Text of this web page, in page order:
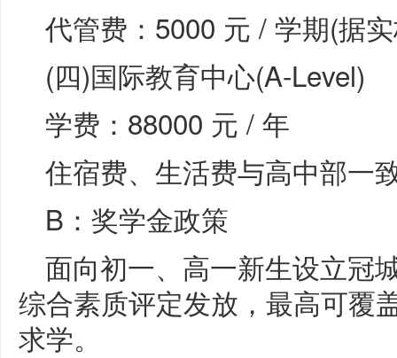
代管费：5000 元 / 学期(据
(四)国际教育中心(A-Level)
学费：88000 元 / 年
住宿费、生活费与高中部一
B：奖学金政策
面向初一、高一新生设立冠
综合素质评定发放，最高可覆
求学。